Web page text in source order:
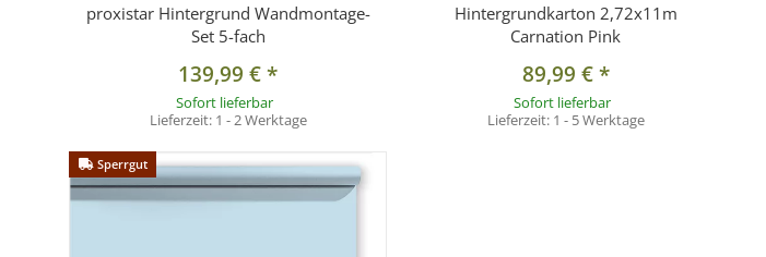
proxistar Hintergrund Wandmontage-
Set 5-fach
139,99 €*
Sofort lieferbar
Lieferzeit: 1 - 2 Werktage
Hintergrundkarton 2,72x11m
Carnation Pink
89,99 €*
Sofort lieferbar
Lieferzeit: 1 - 5 Werktage
Sperrgut